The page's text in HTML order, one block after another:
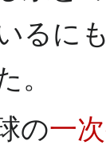
るに
。
の一